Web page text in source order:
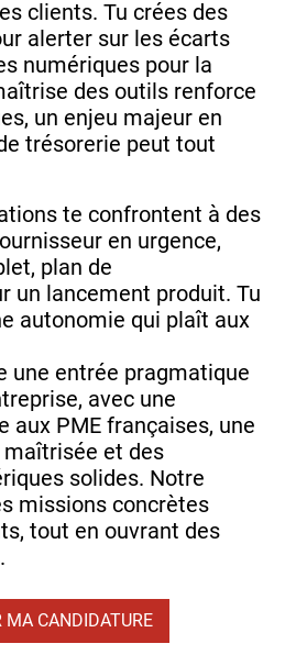
clients. Tu crées des
alerter sur les écarts
numériques pour la
des outils renforce
un enjeu majeur en
trésorerie peut tout
te confrontent à des
en urgence,
plan de
un lancement produit. Tu
autonomie qui plaît aux
une entrée pragmatique
avec une
aux PME françaises, une
et des
solides. Notre
missions concrètes
tout en ouvrant des
MA CANDIDATURE